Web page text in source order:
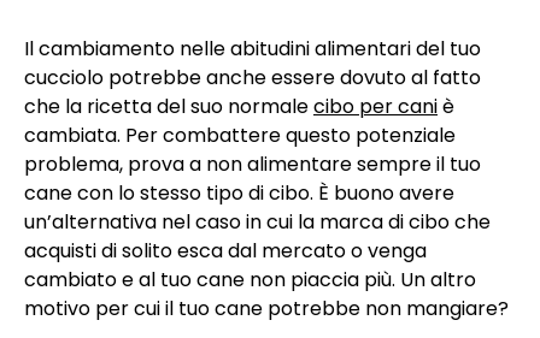
Il cambiamento nelle abitudini alimentari del tuo
cucciolo potrebbe anche essere dovuto al fatto
che la ricetta del suo normalecibo per caniè
cambiata. Per combattere questo potenziale
problema, prova a non alimentare sempre il tuo
cane con lo stesso tipo di cibo. È buono avere
un’alternativa nel caso in cui la marca di cibo che
acquisti di solito esca dal mercato o venga
cambiato e al tuo cane non piaccia più. Un altro
motivo per cui il tuo cane potrebbe non mangiare?